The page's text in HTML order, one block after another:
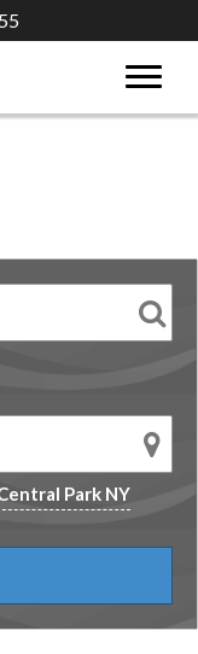
Park NY